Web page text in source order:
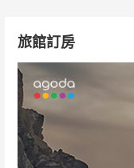
旅館訂房